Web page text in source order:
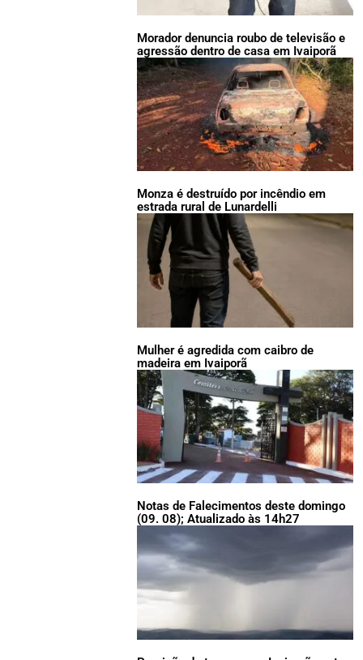
Morador denuncia roubo de televisão e
agressão dentro de casa em Ivaiporã
Monza é destruído por incêndio em
estrada rural de Lunardelli
Mulher é agredida com caibro de
madeira em Ivaiporã
Notas de Falecimentos deste domingo
(09. 08); Atualizado às 14h27